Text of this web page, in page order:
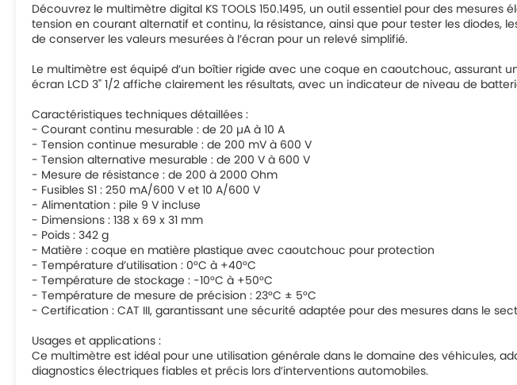
Découvrez le multimètre digital KS TOOLS 150.1495, un outil essentiel pour des
tension en courant alternatif et continu, la résistance, ainsi que pour tester les diodes,
de conserver les valeurs mesurées à l’écran pour un relevé simplifié.
Le multimètre est équipé d’un boîtier rigide avec une coque en caoutchouc, assurant
écran LCD 3" 1/2 affiche clairement les résultats, avec un indicateur de niveau de
Caractéristiques techniques détaillées :
- Courant continu mesurable : de 20 µA à 10 A
- Tension continue mesurable : de 200 mV à 600 V
- Tension alternative mesurable : de 200 V à 600 V
- Mesure de résistance : de 200 à 2000 Ohm
- Fusibles S1 : 250 mA/600 V et 10 A/600 V
- Alimentation : pile 9 V incluse
- Dimensions : 138 x 69 x 31 mm
- Poids : 342 g
- Matière : coque en matière plastique avec caoutchouc pour protection
- Température d’utilisation : 0°C à +40°C
- Température de stockage : -10°C à +50°C
- Température de mesure de précision : 23°C ± 5°C
- Certification : CAT III, garantissant une sécurité adaptée pour des mesures dans le
Usages et applications :
Ce multimètre est idéal pour une utilisation générale dans le domaine des véhicules,
diagnostics électriques fiables et précis lors d’interventions automobiles.